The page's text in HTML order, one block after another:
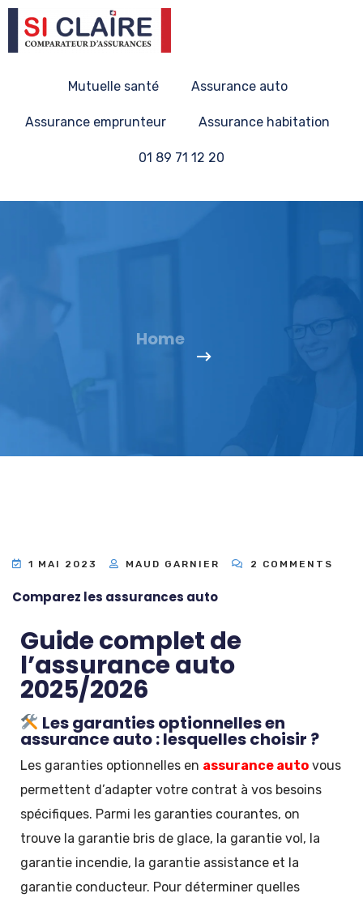
Mutuelle santé Assurance auto
Assurance emprunteur Assurance habitation
01 89 71 12 20
Home
1 MAI 2023 MAUD GARNIER 2 COMMENTS
Comparez les assurances auto
Guide complet de
l’assurance auto
2025/2026
Les garanties optionnelles en
assurance auto : lesquelles choisir ?
Les garanties optionnelles en assurance auto vous
permettent d’adapter votre contrat à vos besoins
spécifiques. Parmi les garanties courantes, on
trouve la garantie bris de glace, la garantie vol, la
garantie incendie, la garantie assistance et la
garantie conducteur. Pour déterminer quelles